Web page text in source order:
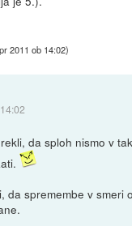
2011 ob 14:02)
da sploh nismo v
da spremembe v smeri